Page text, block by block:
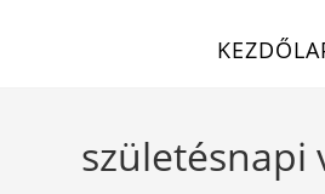
születésnapi